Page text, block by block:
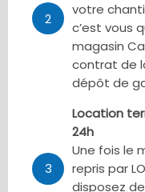
2
votre
c’est vous
magasin
contrat de
dépôt de
3
Location
24h
Une fois le
repris par
disposez